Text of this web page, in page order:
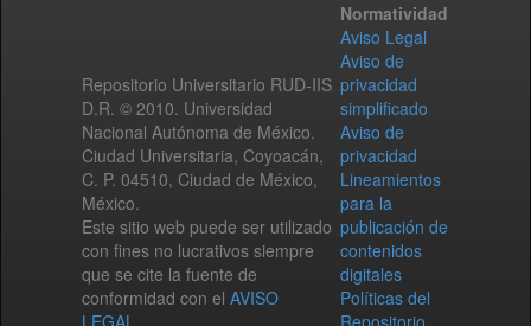
Repositorio Universitario RUD-IIS
D.R. © 2010. Universidad
Nacional Autónoma de México.
Ciudad Universitaria, Coyoacán,
C. P. 04510, Ciudad de México,
México.
Este sitio web puede ser utilizado
con fines no lucrativos siempre
que se cite la fuente de
conformidad con el AVISO
LEGAL
Normatividad
Aviso Legal
Aviso de
privacidad
simplificado
Aviso de
privacidad
Lineamientos
para la
publicación de
contenidos
digitales
Políticas del
Repositorio